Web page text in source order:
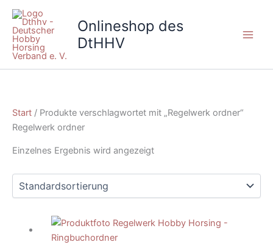
Zum
Inhalt
springen
Onlineshop des
DtHHV
Start / Produkte verschlagwortet mit „Regelwerk ordner“
Regelwerk ordner
Einzelnes Ergebnis wird angezeigt